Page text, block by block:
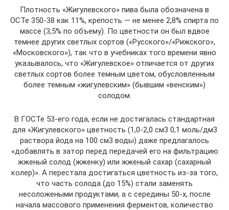
Плотность «Жигулевского» пива была обозначена в
ОСТе 350-38 как 11%, крепость — не менее 2,8% спирта по
массе (3,5% по объему). По цветности он был вдвое
темнее других светлых сортов («Русского»/«Рижского»,
«Московского»), так что в учебниках того времени явно
указывалось, что «Жигулевское» отличается от других
светлых сортов более темным цветом, обусловленным
более темным «жигулевским» (бывшим «венским»)
солодом.
В ГОСТе 53-его года, если не достигалась стандартная
для «Жигулевского» цветность (1,0-2,0 см3 0,1 моль/дм3
раствора йода на 100 см3 воды) даже предлагалось
«добавлять в затор перед передачей его на фильтрацию
жженый солод (жженку) или жженый сахар (сахарный
колер)». А перестала достигаться цветность из-за того,
что часть солода (до 15%) стали заменять
несоложеными продуктами, а с середины 50-х, после
начала массового применения ферментов, количество